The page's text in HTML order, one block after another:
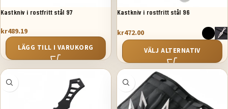
Kastkniv i rostfritt stål 97
kr489.19
LÄGG TILL I VARUKORG
Kastkniv i rostfritt stål 96
kr472.00
VÄLJ ALTERNATIV